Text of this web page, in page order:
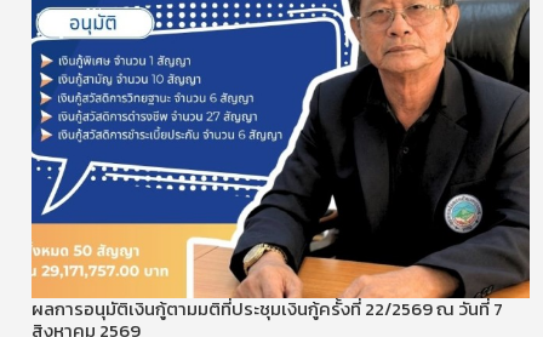
ผลการอนุมัติเงินกู้ตามมติที่ประชุมเงินกู้ครั้งที่ 22/2569 ณ วันที่ 7
สิงหาคม 2569